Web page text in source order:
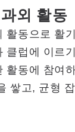
외 활동
활동으로 활
클럽에 이르
활동에 참여
쌓고, 균형